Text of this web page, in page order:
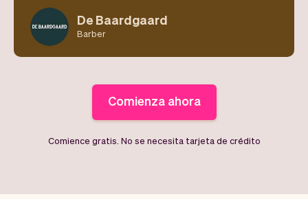
De Baardgaard
Barber
Comienza ahora
Comience gratis. No se necesita tarjeta de crédito